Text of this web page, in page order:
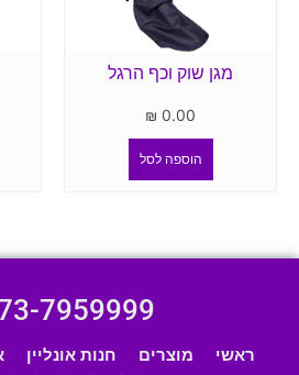
מגן שוק וכף הרגל
0.00
₪
הוספה לסל
7959999
ראשי מוצרים חנות אונליין